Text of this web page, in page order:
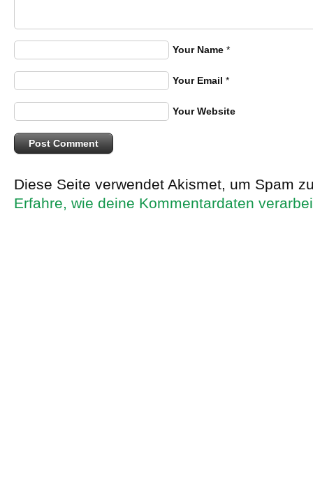
Your Name *
Your Email *
Your Website
Diese Seite verwendet Akismet, um Spam
Erfahre, wie deine Kommentardaten